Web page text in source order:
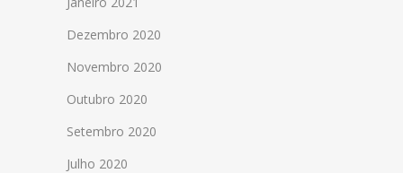
Dezembro 2020
Novembro 2020
Outubro 2020
Setembro 2020
Julho 2020